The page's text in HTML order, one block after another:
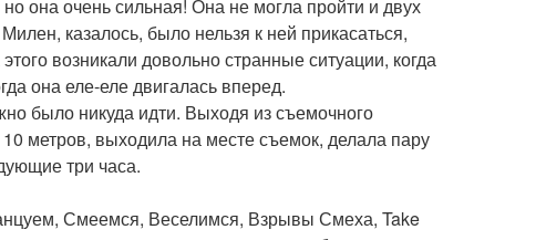
она очень сильная! Она не могла пройти и двух
казалось, было нельзя к ней прикасаться,
возникали довольно странные ситуации, когда
она еле-еле двигалась вперед.
было никуда идти. Выходя из съемочного
метров, выходила на месте съемок, делала пару
три часа.
Смеемся, Веселимся, Взрывы Смеха, Take